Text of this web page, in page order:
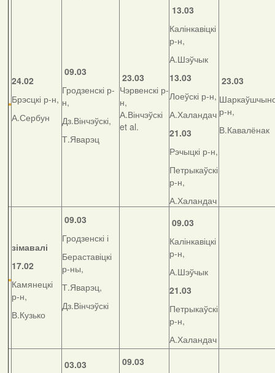
24.02
Брэсцкі р-н,
А.Сербун
09.03
Гродзенскі р-
н,
Дз.Вінчэўскі,
Т.Яварэц
23.03
Чэрвенскі р-
н,
А.Вінчэўскі
et al.
13.03
Калінкавіцкі
р-н,
А.Шэўчык
13.03
Лоеўскі р-н,
А.Халандач
21.03
Рэчыцкі р-н,
Петрыкаўскі
р-н,
А.Халандач
23.03
р-н,
В.Кавалёнак
зімавалі
17.02
Камянецкі
р-н,
В.Кузько
09.03
Гродзенскі і
Бераставіцкі
р-ны,
Т.Яварэц,
Дз.Вінчэўскі
09.03
Калінкавіцкі
р-н,
А.Шэўчык
21.03
Петрыкаўскі
р-н,
А.Халандач
03.03
09.03